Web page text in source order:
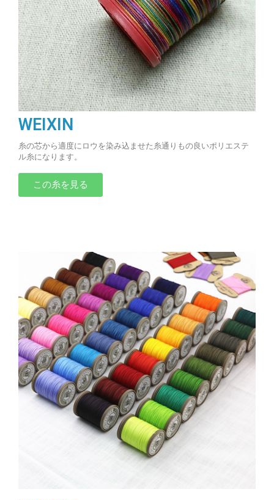
WEIXIN
糸の芯から適度にロウを染み込ませた糸通りもの良いポリエステ
ル糸になります。
この糸を見る